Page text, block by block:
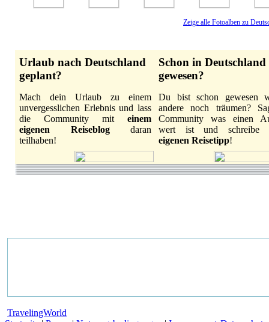
Zeige alle Fotoalben zu
Urlaub nach Deutschland
geplant?
Mach dein Urlaub zu einem
unvergesslichen Erlebnis und lass
die Community mit einem
eigenen Reiseblogdaran
teilhaben!
Schon in Deutschland
gewesen?
Du bist schon gewesen
andere noch träumen?
Community was einen
wert ist und schreibe
eigenen Reisetipp!
TravelingWorld